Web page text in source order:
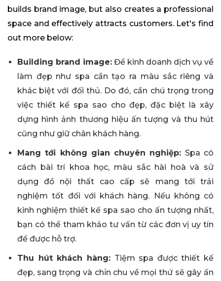
builds brand image, but also creates a professional
space and effectively attracts customers. Let's find
out more below:
Building brand image: Để kinh doanh dịch vụ về
làm đẹp như spa cần tạo ra màu sắc riêng và
khác biệt với đối thủ. Do đó, cần chú trọng trong
việc thiết kế spa sao cho đẹp, đặc biệt là xây
dựng hình ảnh thương hiệu ấn tượng và thu hút
cũng như giữ chân khách hàng.
Mang tới không gian chuyên nghiệp: Spa có
cách bài trí khoa học, màu sắc hài hoà và sử
dụng đồ nội thất cao cấp sẽ mang tới trải
nghiệm tốt đối với khách hàng. Nếu không có
kinh nghiệm thiết kế spa sao cho ấn tượng nhất,
bạn có thể tham khảo tư vấn từ các đơn vị uy tín
để được hỗ trợ.
Thu hút khách hàng:Tiệm spa được thiết kế
đẹp, sang trọng và chỉn chu về mọi thứ sẽ gây ấn